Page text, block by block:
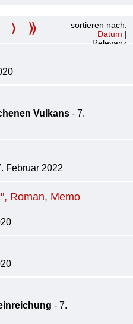
sortieren nach:
Datum |
Relevanz
Vulkans - 7.
Februar 2022
Roman, Memo
- 7.